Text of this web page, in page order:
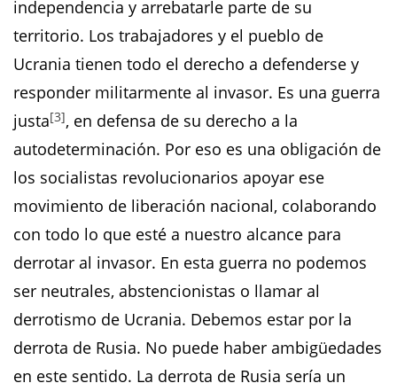
independencia y arrebatarle parte de su
territorio. Los trabajadores y el pueblo de
Ucrania tienen todo el derecho a defenderse y
responder militarmente al invasor. Es una guerra
justa[3], en defensa de su derecho a la
autodeterminación. Por eso es una obligación de
los socialistas revolucionarios apoyar ese
movimiento de liberación nacional, colaborando
con todo lo que esté a nuestro alcance para
derrotar al invasor. En esta guerra no podemos
ser neutrales, abstencionistas o llamar al
derrotismo de Ucrania. Debemos estar por la
derrota de Rusia. No puede haber ambigüedades
en este sentido. La derrota de Rusia sería un